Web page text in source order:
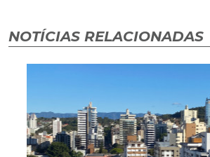
NOTÍCIAS RELACIONADAS